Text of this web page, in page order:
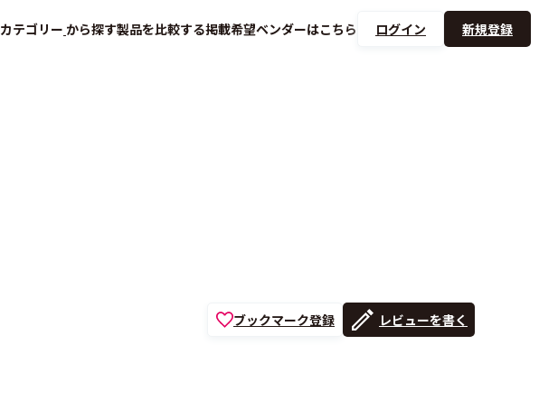
カテゴリー から探す製品を比較する掲載希望ベンダーはこちら ログイン 新規登録
ブックマーク登録 レビューを書く